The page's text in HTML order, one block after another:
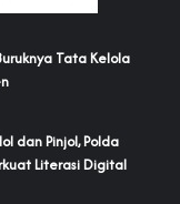
Tata Kelola
dan Pinjol, Polda
Literasi Digital